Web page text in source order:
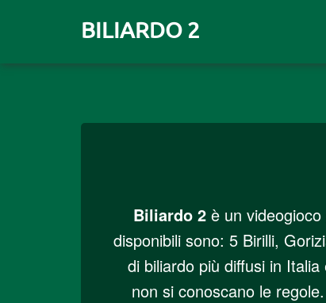
BILIARDO 2
Biliardo 2è un videogioco
disponibili sono: 5 Birilli,
di biliardo più diffusi in
non si conoscano le